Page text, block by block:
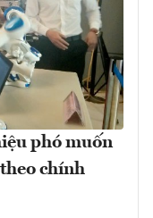
phó muốn
chính